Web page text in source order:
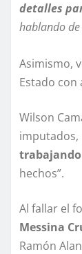
detalles
hablando
Asimismo,
Estado con
Wilson
trabajando
hechos”.
Al fallar el
Messina
Ramón